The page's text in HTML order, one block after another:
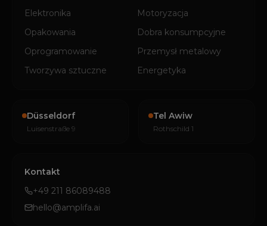
Elektronika
Motoryzacja
Opakowania
Dobra konsumpcyjne
Oprogramowanie
Przemysł metalowy
Tworzywa sztuczne
Energetyka
Düsseldorf
Luisenstraße 9
Tel Awiw
Rothschild 1
Kontakt
+49 211 86089488
hello@amplifa.ai